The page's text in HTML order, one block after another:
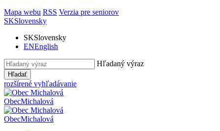
Mapa webu RSS Verzia pre seniorov
SKSlovensky
SKSlovensky
ENEnglish
Hľadaný výraz
Hľadať
rozšírené vyhľadávanie
ObecMichalová
ObecMichalová